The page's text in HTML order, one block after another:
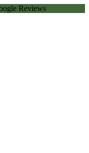
Reviews